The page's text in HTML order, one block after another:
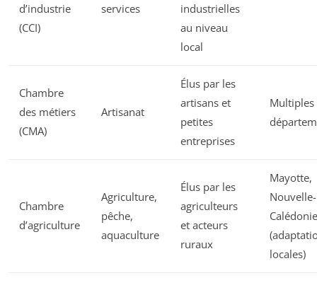
d’industrie
(CCI)
services
industrielles
au niveau
local
Chambre
des métiers
(CMA)
Artisanat
Élus par les
artisans et
petites
entreprises
Multiples
Chambre
d’agriculture
Agriculture,
pêche,
aquaculture
Élus par les
agriculteurs
et acteurs
ruraux
Mayotte,
Nouvelle-
Calédonie
locales)